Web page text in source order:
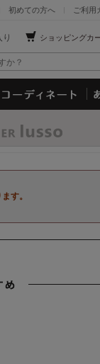
ご利用
初めての方へ
ショッピングカ
す。